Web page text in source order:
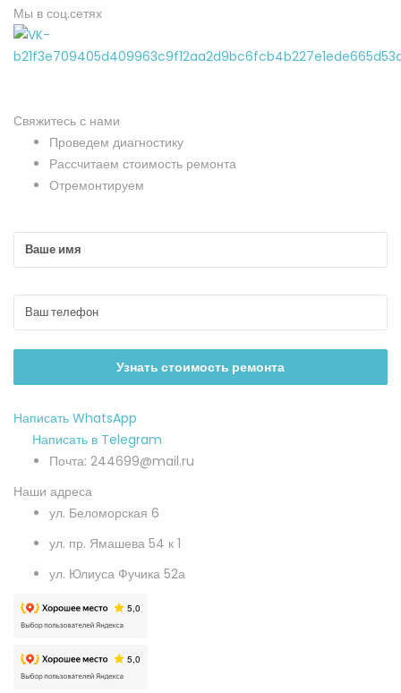
Мы в соц.сетях
Свяжитесь с нами
Проведем диагностику
Рассчитаем стоимость ремонта
Отремонтируем
Написать WhatsApp
Написать в Telegram
Почта: 244699@mail.ru
Наши адреса
ул. Беломорская 6
ул. пр. Ямашева 54 к 1
ул. Юлиуса Фучика 52а